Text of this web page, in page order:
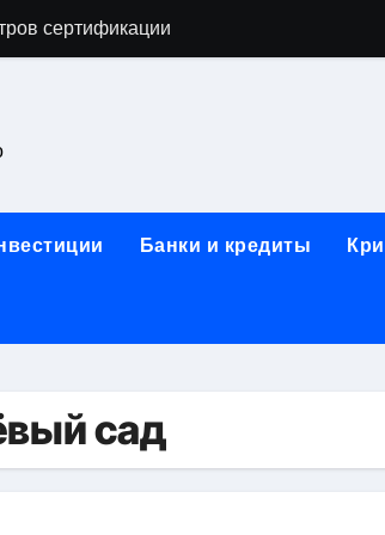
сертификации
и электрооборудование для
базальтового теплоизоляционного
для освоения актуальных профессий
данных назначение и виды
от проектной документации до
Банки и кредиты
сад